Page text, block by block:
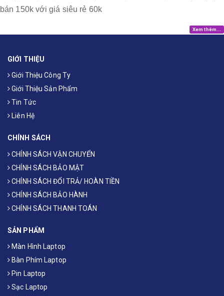
bán 150k với giá siêu rẻ 60k
Xem thêm...
GIỚI THIỆU
Giới Thiệu Công Ty
Giới Thiệu Sản Phẩm
Tin Tức
Liên Hệ
CHÍNH SÁCH
CHÍNH SÁCH VẬN CHUYỂN
CHÍNH SÁCH BẢO MẬT
CHÍNH SÁCH ĐỔI TRẢ/ HOÀN TIỀN
CHÍNH SÁCH BẢO HÀNH
CHÍNH SÁCH THANH TOÁN
SẢN PHẨM
Màn Hình Laptop
Bàn Phím Laptop
Pin Laptop
Sạc Laptop